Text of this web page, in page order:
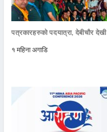
पत्रकारहरुको पदयात्रा, देबीचौर
१ महिना अगाडि